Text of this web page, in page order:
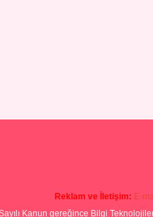
Reklam ve İletişim: E-
Kanun gereğince Bilgi